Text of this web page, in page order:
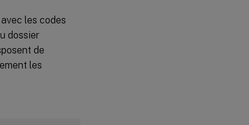
les codes
dossier
de
les